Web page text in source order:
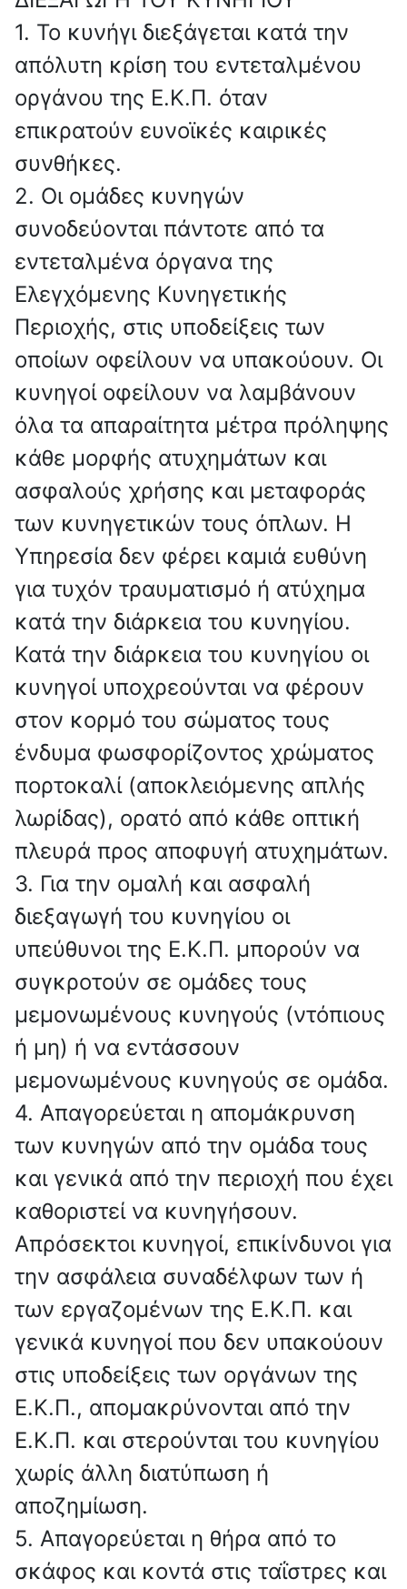
1. Το κυνήγι διεξάγεται κατά την
απόλυτη κρίση του εντεταλμένου
οργάνου της Ε.Κ.Π. όταν
επικρατούν ευνοϊκές καιρικές
συνθήκες.
2. Οι ομάδες κυνηγών
συνοδεύονται πάντοτε από τα
εντεταλμένα όργανα της
Ελεγχόμενης Κυνηγετικής
Περιοχής, στις υποδείξεις των
οποίων οφείλουν να υπακούουν. Οι
κυνηγοί οφείλουν να λαμβάνουν
όλα τα απαραίτητα μέτρα πρόληψης
κάθε μορφής ατυχημάτων και
ασφαλούς χρήσης και μεταφοράς
των κυνηγετικών τους όπλων. Η
Υπηρεσία δεν φέρει καμιά ευθύνη
για τυχόν τραυματισμό ή ατύχημα
κατά την διάρκεια του κυνηγίου.
Κατά την διάρκεια του κυνηγίου οι
κυνηγοί υποχρεούνται να φέρουν
στον κορμό του σώματος τους
ένδυμα φωσφορίζοντος χρώματος
πορτοκαλί (αποκλειόμενης απλής
λωρίδας), ορατό από κάθε οπτική
πλευρά προς αποφυγή ατυχημάτων.
3. Για την ομαλή και ασφαλή
διεξαγωγή του κυνηγίου οι
υπεύθυνοι της Ε.Κ.Π. μπορούν να
συγκροτούν σε ομάδες τους
μεμονωμένους κυνηγούς (ντόπιους
ή μη) ή να εντάσσουν
μεμονωμένους κυνηγούς σε ομάδα.
4. Απαγορεύεται η απομάκρυνση
των κυνηγών από την ομάδα τους
και γενικά από την περιοχή που έχει
καθοριστεί να κυνηγήσουν.
Απρόσεκτοι κυνηγοί, επικίνδυνοι για
την ασφάλεια συναδέλφων των ή
των εργαζομένων της Ε.Κ.Π. και
γενικά κυνηγοί που δεν υπακούουν
στις υποδείξεις των οργάνων της
Ε.Κ.Π., απομακρύνονται από την
Ε.Κ.Π. και στερούνται του κυνηγίου
χωρίς άλλη διατύπωση ή
αποζημίωση.
5. Απαγορεύεται η θήρα από το
σκάφος και κοντά στις ταΐστρες και